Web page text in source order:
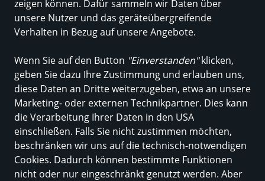
zeigen können. Dafür sammeln wir Daten über
unsere Nutzer und das geräteübergreifende
Verhalten in Bezug auf unsere Angebote.
Wenn Sie auf den Button "Einverstanden"klicken,
geben Sie dazu Ihre Zustimmung und erlauben uns,
diese Daten an Dritte weiterzugeben, etwa an unsere
Marketing- oder externen Technikpartner. Dies kann
die Verarbeitung Ihrer Daten in den USA
einschließen. Falls Sie nicht zustimmen möchten,
beschränken wir uns auf die technisch-notwendigen
Cookies. Dadurch können bestimmte Funktionen
nicht oder nur eingeschränkt genutzt werden. Aber
ALLE FILTER
Marken Größe Farbe
403 Produkte